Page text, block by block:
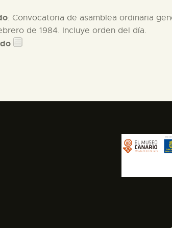
: Convocatoria de asamblea ordinaria
de 1984. Incluye orden del día.